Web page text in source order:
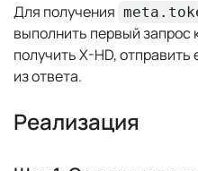
Для получения
выполнить первый запрос
получить X-HD, отправить
из ответа.
Реализация